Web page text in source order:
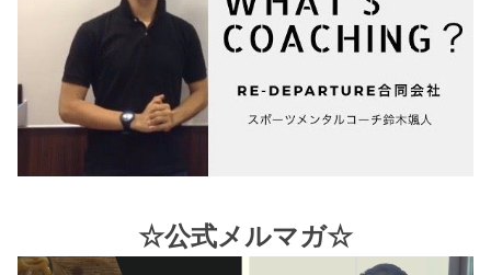
☆公式メルマガ☆